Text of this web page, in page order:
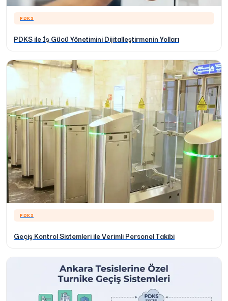
PDKS
PDKS ile İş Gücü Yönetimini Dijitalleştirmenin Yolları
PDKS
Geçiş Kontrol Sistemleri ile Verimli Personel Takibi